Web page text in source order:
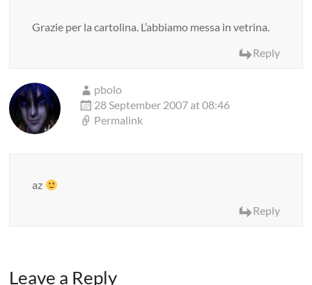
Grazie per la cartolina. L’abbiamo messa in vetrina.
Reply
pbolo
28 September 2007 at 08:46
Permalink
az
Reply
Leave a Reply